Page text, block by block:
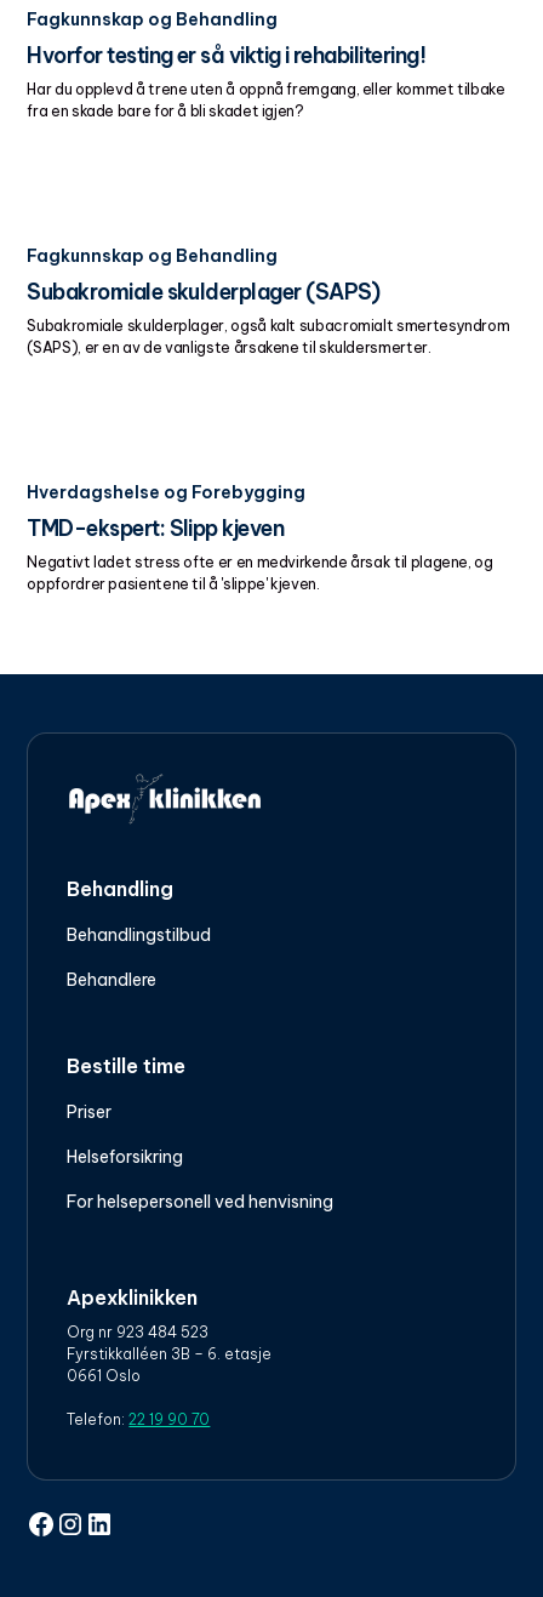
Fagkunnskap og Behandling
Hvorfor testing er så viktig i rehabilitering!
Har du opplevd å trene uten å oppnå fremgang, eller kommet tilbake
fra en skade bare for å bli skadet igjen?
Fagkunnskap og Behandling
Subakromiale skulderplager (SAPS)
Subakromiale skulderplager, også kalt subacromialt smertesyndrom
(SAPS), er en av de vanligste årsakene til skuldersmerter.
Hverdagshelse og Forebygging
TMD-ekspert: Slipp kjeven
Negativt ladet stress ofte er en medvirkende årsak til plagene, og
oppfordrer pasientene til å 'slippe' kjeven.
Behandling
Behandlingstilbud
Behandlere
Bestille time
Priser
Helseforsikring
For helsepersonell ved henvisning
Apexklinikken
Org nr 923 484 523
Fyrstikkalléen 3B – 6. etasje
0661 Oslo
Telefon:22 19 90 70